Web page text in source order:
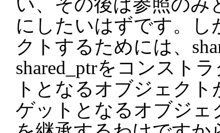
にしたいはずです。し
クトするためには、
shared_ptrをコンスト
トとなるオブジェク
ゲットとなるオブジェ